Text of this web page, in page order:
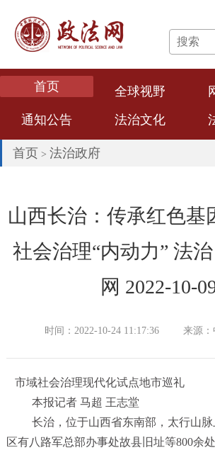
首页 全球视野
通知公告
法治文化
专题专栏
热点评述
经典案例
首页 > 法治政府
山西长治：传承红色基
社会治理“内动力” 法
网 2022-10-
时间：2022-10-24 11:17:36 来源
市域社会治理现代化试点地市巡礼
本报记者 马超 王志堂
长治，位于山西省东南部，太行山脉
区有八路军总部办事处故县旧址等800余